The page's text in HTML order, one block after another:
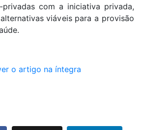
privadas com a iniciativa privada,
viáveis para a provisão
o artigo na íntegra